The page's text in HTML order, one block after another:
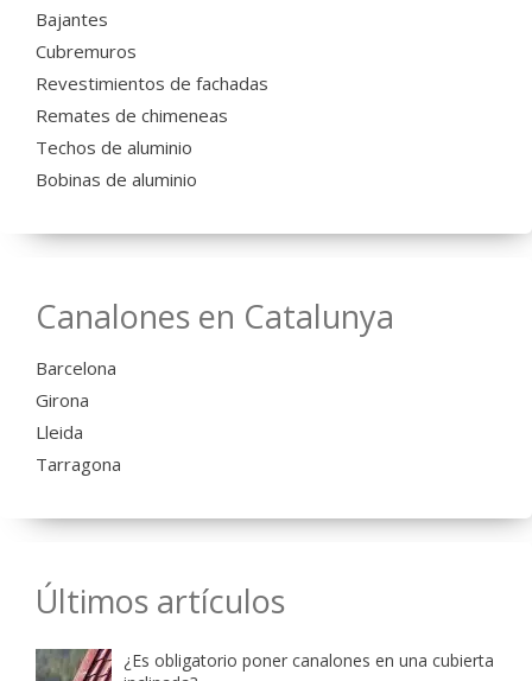
Bajantes
Cubremuros
Revestimientos de fachadas
Remates de chimeneas
Techos de aluminio
Bobinas de aluminio
Canalones en Catalunya
Barcelona
Girona
Lleida
Tarragona
Últimos artículos
¿Es obligatorio poner canalones en una cubierta